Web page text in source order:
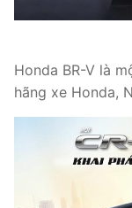
Honda BR-V là
hãng xe Honda,